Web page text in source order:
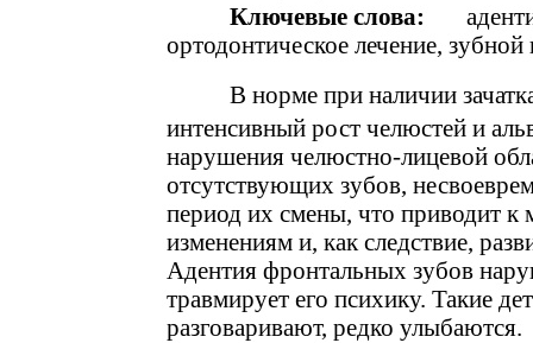
Ключевые слова:
ортодонтическое лечение, зубной
В норме при наличии
интенсивный рост челюстей и
нарушения челюстно-лицевой
отсутствующих зубов,
период их смены, что приводит
изменениям и, как следствие,
Адентия фронтальных зубов
травмирует его психику. Такие
разговаривают, редко улыбаются.